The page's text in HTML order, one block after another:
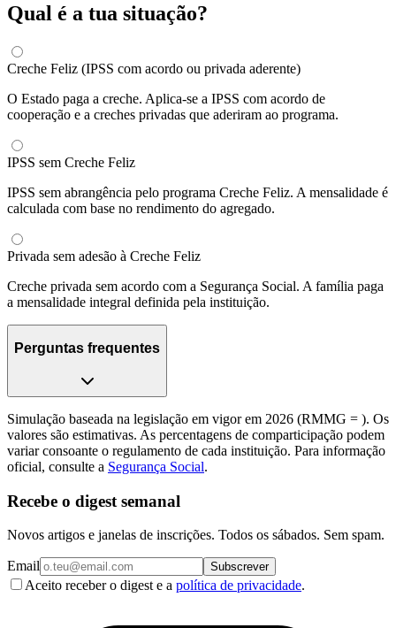
Qual é a tua situação?
Creche Feliz (IPSS com acordo ou privada aderente)
O Estado paga a creche. Aplica-se a IPSS com acordo de
cooperação e a creches privadas que aderiram ao programa.
IPSS sem Creche Feliz
IPSS sem abrangência pelo programa Creche Feliz. A mensalidade é
calculada com base no rendimento do agregado.
Privada sem adesão à Creche Feliz
Creche privada sem acordo com a Segurança Social. A família paga
a mensalidade integral definida pela instituição.
Perguntas frequentes
Simulação baseada na legislação em vigor em 2026 (RMMG = ). Os
valores são estimativas. As percentagens de comparticipação podem
variar consoante o regulamento de cada instituição. Para informação
oficial, consulte a Segurança Social.
Recebe o digest semanal
Novos artigos e janelas de inscrições. Todos os sábados. Sem spam.
Email Subscrever
Aceito receber o digest e a política de privacidade.